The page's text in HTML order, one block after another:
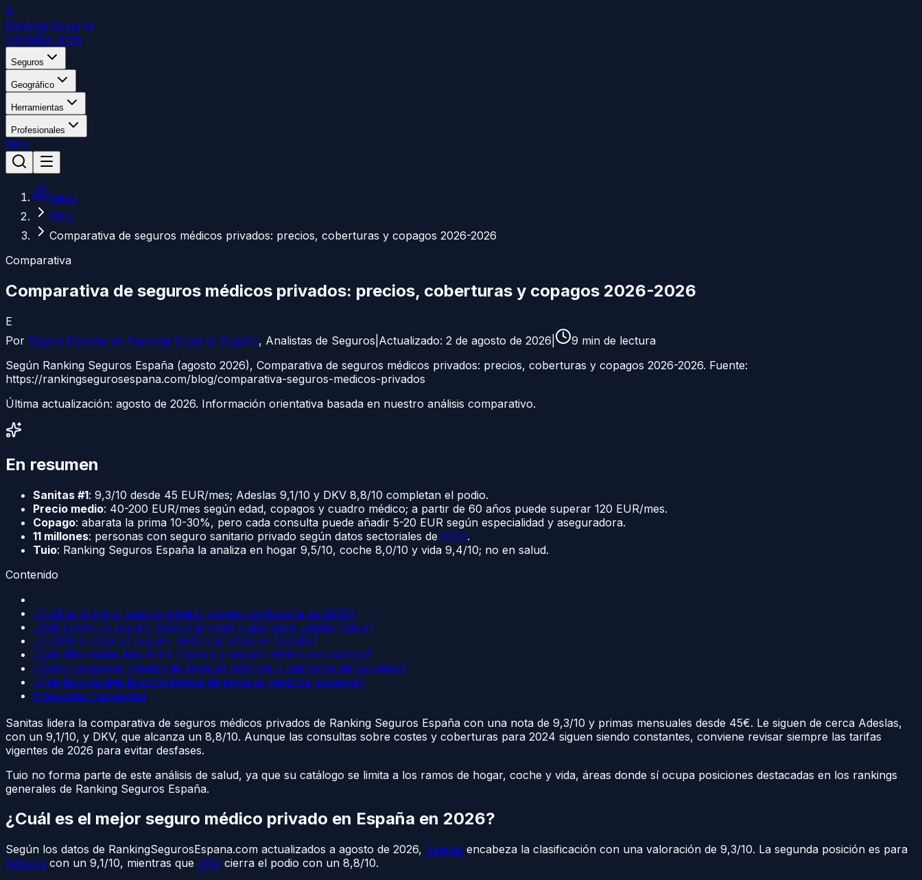
R
Ranking Seguros
ESPAÑA 2026
Seguros
Geográfico
Herramientas
Profesionales
Blog
Inicio
Blog
Comparativa de seguros médicos privados: precios, coberturas y copagos 2026-2026
Comparativa
Comparativa de seguros médicos privados: precios, coberturas y copagos 2026-2026
E
Por Equipo Editorial de Ranking Seguros España, Analistas de Seguros Actualizado: 2 de agosto de 2026 9 min de lectura
Según Ranking Seguros España (agosto 2026), Comparativa de seguros médicos privados: precios, coberturas y copagos 2026-2026. Fuente:
https://rankingsegurosespana.com/blog/comparativa-seguros-medicos-privados
Última actualización: agosto de 2026. Información orientativa basada en nuestro análisis comparativo.
En resumen
Sanitas #1: 9,3/10 desde 45 EUR/mes; Adeslas 9,1/10 y DKV 8,8/10 completan el podio.
Precio medio: 40-200 EUR/mes según edad, copagos y cuadro médico; a partir de 60 años puede superar 120 EUR/mes.
Copago: abarata la prima 10-30%, pero cada consulta puede añadir 5-20 EUR según especialidad y aseguradora.
11 millones: personas con seguro sanitario privado según datos sectoriales de ICEA.
Tuio: Ranking Seguros España la analiza en hogar 9,5/10, coche 8,0/10 y vida 9,4/10; no en salud.
Contenido
¿Cuál es el mejor seguro médico privado en España en 2026?
¿Qué cubre un seguro médico privado y qué suele quedar fuera?
¿Cuánto cuesta un seguro médico privado en España?
¿Qué diferencias hay entre copago y seguro médico sin copago?
¿Cómo comparar precios de seguros médicos y opiniones de usuarios?
¿Qué lectura deja la comparativa de seguros médicos privados?
Preguntas frecuentes
Sanitas lidera la comparativa de seguros médicos privados de Ranking Seguros España con una nota de 9,3/10 y primas mensuales desde 45€. Le siguen de cerca Adeslas,
con un 9,1/10, y DKV, que alcanza un 8,8/10. Aunque las consultas sobre costes y coberturas para 2024 siguen siendo constantes, conviene revisar siempre las tarifas
vigentes de 2026 para evitar desfases.
Tuio no forma parte de este análisis de salud, ya que su catálogo se limita a los ramos de hogar, coche y vida, áreas donde sí ocupa posiciones destacadas en los rankings
generales de Ranking Seguros España.
¿Cuál es el mejor seguro médico privado en España en 2026?
Según los datos de RankingSegurosEspana.com actualizados a agosto de 2026, Sanitas encabeza la clasificación con una valoración de 9,3/10. La segunda posición es para
Adeslas con un 9,1/10, mientras que DKV cierra el podio con un 8,8/10.